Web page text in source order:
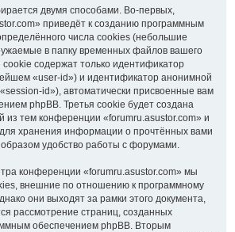
двумя способами. Во-первых,
приведёт к созданию программным
числа cookies (небольшие
в папку временных файлов вашего
содержат только идентификатор
«user-id») и идентификатор анонимной
id»), автоматически присвоенные вам
phpBB. Третья cookie будет создана
из тем конференции «forumru.asustor.com» и
хранения информации о прочтённых вами
удобство работы с форумами.
конференции «forumru.asustor.com» мы
внешние по отношению к программному
они выходят за рамки этого документа,
рассмотрение страниц, созданных
обеспечением phpBB. Вторым